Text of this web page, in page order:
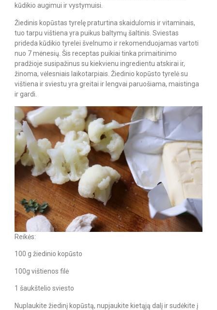
kūdikio augimui ir vystymuisi.
Žiedinis kopūstas tyrelę praturtina skaidulomis ir vitaminais,
tuo tarpu vištiena yra puikus baltymų šaltinis. Sviestas
prideda kūdikio tyrelei švelnumo ir rekomenduojamas vartoti
nuo 7 mėnesių. Šis receptas puikiai tinka primaitinimo
pradžioje susipažinus su kiekvienu ingredientu atskirai ir,
žinoma, vėlesniais laikotarpiais. Žiedinio kopūsto tyrelė su
vištiena ir sviestu yra greitai ir lengvai paruošiama, maistinga
ir gardi.
Reikės:
100 g žiedinio kopūsto
100g vištienos filė
1 šaukštelio sviesto
Nuplaukite žiedinį kopūstą, nupjaukite kietąją dalį ir sudėkite į